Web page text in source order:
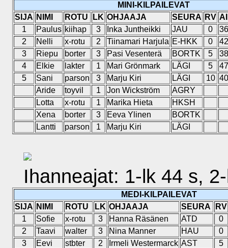
MINI-KILPAILEVAT
SIJA NIMI ROTU LK OHJAAJA SEURA RV
1
Paulus kiihap 3 Inka Juntheikki JAU 0
2
Nelli x-rotu 2 Tiinamari Harjula E-HKK 0
3
Riepu borter 3 Pasi Vesenterä BORTK 5
4
Elkie lakter 1 Mari Grönmark LÄGI 5
5
Sani parson 3 Marju Kiri LÄGI 10
Aride
toyvil 1 Jon Wickström
AGRY
Lotta
x-rotu 1 Marika Hieta
HKSH
Xena
borter 3 Eeva Ylinen
BORTK
Lantti
parson 1 Marju Kiri LÄGI
Ihanneajat: 1-lk 44 s,
MEDI-KILPAILEVAT
SIJA NIMI ROTU LK OHJAAJA SEURA
RV
1
Sofie x-rotu 3 Hanna Räsänen ATD
0
2
Taavi walter 3 Nina Manner HAU
0
3
Eevi stbter 2 Irmeli Westermarck AST
5